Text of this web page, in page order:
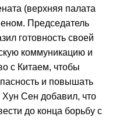
(верхняя палата
Председатель
готовность своей
коммуникацию и
с Китаем, чтобы
и повышать
Хун Сен добавил, что
до конца борьбу с